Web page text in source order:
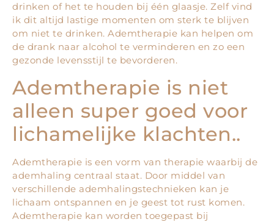
drinken of het te houden bij één glaasje. Zelf vind
ik dit altijd lastige momenten om sterk te blijven
om niet te drinken. Ademtherapie kan helpen om
de drank naar alcohol te verminderen en zo een
gezonde levensstijl te bevorderen.
Ademtherapie is niet
alleen super goed voor
lichamelijke klachten..
Ademtherapie is een vorm van therapie waarbij de
ademhaling centraal staat. Door middel van
verschillende ademhalingstechnieken kan je
lichaam ontspannen en je geest tot rust komen.
Ademtherapie kan worden toegepast bij